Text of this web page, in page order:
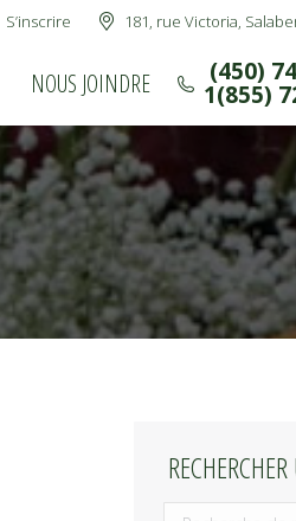
S’inscrire 181, rue Victoria,
NOUS JOINDRE (450)
1(855)
NOUS JOINDRE (450)